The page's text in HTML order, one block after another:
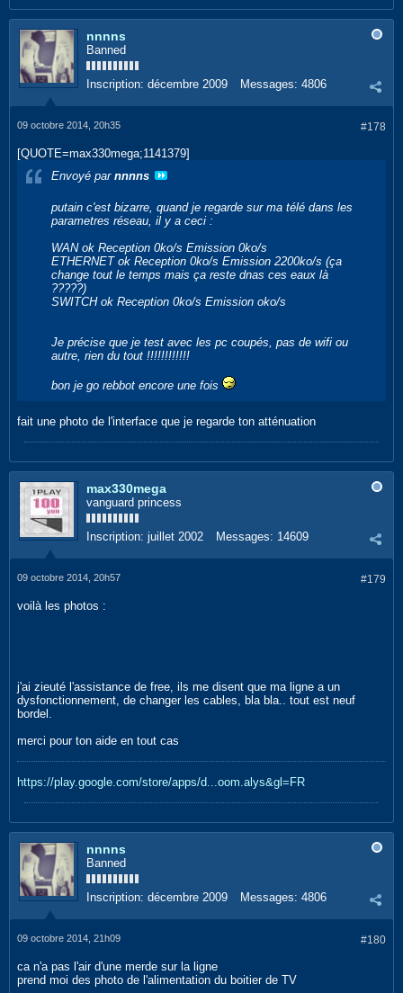
nnnns
Banned
Inscription: décembre 2009 Messages: 4806
#178
09 octobre 2014, 20h35
[QUOTE=max330mega;1141379]
Envoyé par nnnns
putain c'est bizarre, quand je regarde sur ma télé dans les
parametres réseau, il y a ceci :
WAN ok Reception 0ko/s Emission 0ko/s
ETHERNET ok Reception 0ko/s Emission 2200ko/s (ça
change tout le temps mais ça reste dnas ces eaux là
?????)
SWITCH ok Reception 0ko/s Emission oko/s
Je précise que je test avec les pc coupés, pas de wifi ou
autre, rien du tout !!!!!!!!!!!!
bon je go rebbot encore une fois
fait une photo de l'interface que je regarde ton atténuation
max330mega
vanguard princess
Inscription: juillet 2002 Messages: 14609
#179
09 octobre 2014, 20h57
voilà les photos :
j'ai zieuté l'assistance de free, ils me disent que ma ligne a un
dysfonctionnement, de changer les cables, bla bla.. tout est neuf
bordel.
merci pour ton aide en tout cas
https://play.google.com/store/apps/d...oom.alys&gl=FR
nnnns
Banned
Inscription: décembre 2009 Messages: 4806
#180
09 octobre 2014, 21h09
ca n'a pas l'air d'une merde sur la ligne
prend moi des photo de l'alimentation du boitier de TV